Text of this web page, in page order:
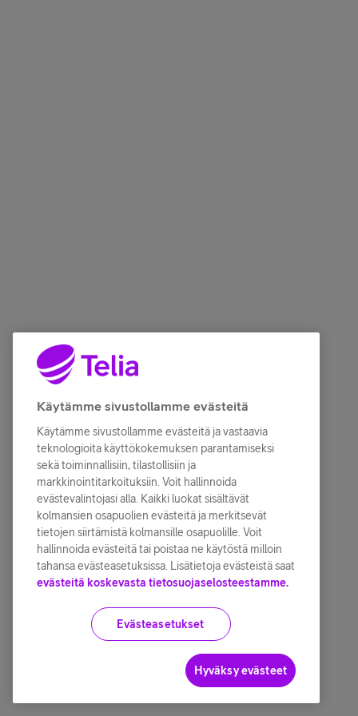
Käytämme sivustollamme evästeitä
Käytämme sivustollamme evästeitä ja vastaavia
teknologioita käyttökokemuksen parantamiseksi
sekä toiminnallisiin, tilastollisiin ja
markkinointitarkoituksiin. Voit hallinnoida
evästevalintojasi alla. Kaikki luokat sisältävät
kolmansien osapuolien evästeitä ja merkitsevät
tietojen siirtämistä kolmansille osapuolille. Voit
hallinnoida evästeitä tai poistaa ne käytöstä milloin
tahansa evästeasetuksissa. Lisätietoja evästeistä saat
evästeitä koskevasta tietosuojaselosteestamme.
Evästeasetukset
Hyväksy evästeet